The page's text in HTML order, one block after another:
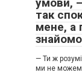
так
мене, а
— Ти ж
ми не